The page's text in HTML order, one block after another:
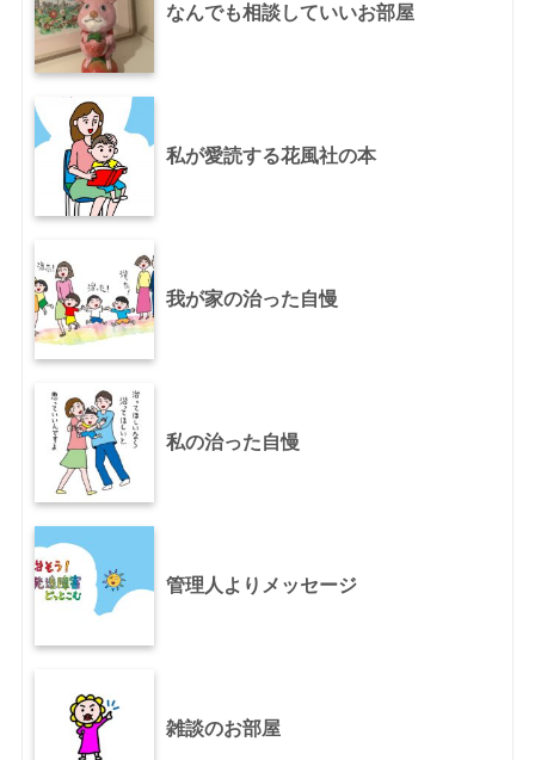
なんでも相談していいお部屋
私が愛読する花風社の本
我が家の治った自慢
私の治った自慢
管理人よりメッセージ
雑談のお部屋